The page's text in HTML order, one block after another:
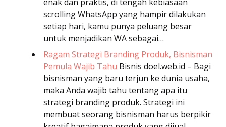
enak dan praktis, di tengah kebiasaan
scrolling WhatsApp yang hampir dilakukan
setiap hari, kamu punya peluang besar
untuk menjadikan WA sebagai…
Ragam Strategi Branding Produk, Bisnisman
Pemula Wajib Tahu Bisnis doel.web.id – Bagi
bisnisman yang baru terjun ke dunia usaha,
maka Anda wajib tahu tentang apa itu
strategi branding produk. Strategi ini
membuat seorang bisnisman harus berpikir